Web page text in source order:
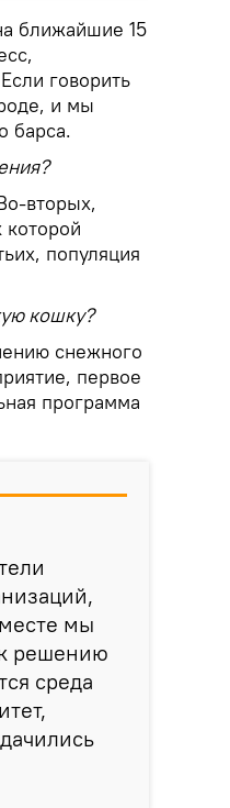
ближайшие 15
говорить
и мы
барса.
вторых,
популяция
кошку?
снежного
первое
программа
мы
решению
среда